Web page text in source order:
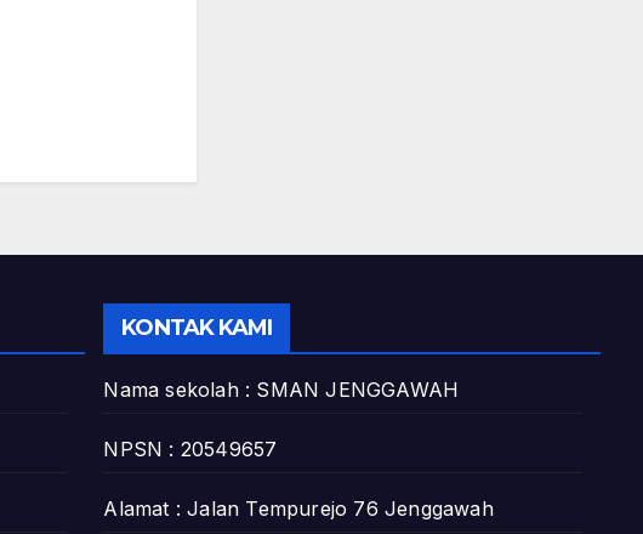
KONTAK KAMI
Nama sekolah : SMAN JENGGAWAH
NPSN : 20549657
Alamat : Jalan Tempurejo 76 Jenggawah